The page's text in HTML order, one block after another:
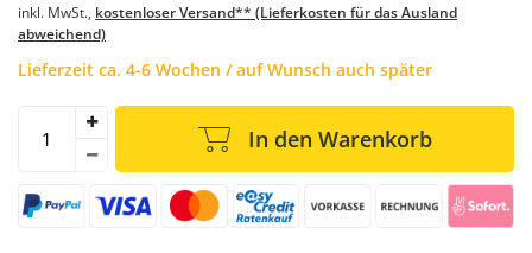
inkl. MwSt., kostenloser Versand** (Lieferkosten für das Ausland
abweichend)
Lieferzeit ca. 4-6 Wochen / auf Wunsch auch später
In den Warenkorb